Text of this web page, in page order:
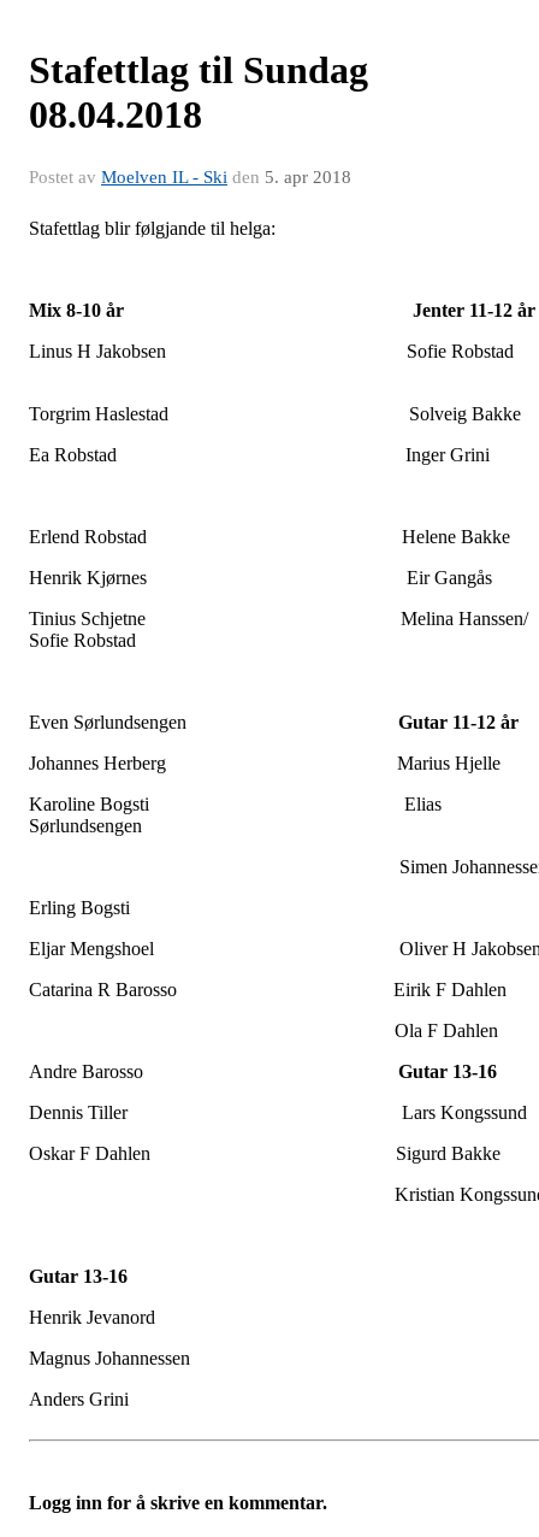
Stafettlag til Sundag
08.04.2018
Postet av Moelven IL - Ski den 5. apr 2018
Stafettlag blir følgjande til helga:
Mix 8-10 år Jenter 11-12 år
Linus H Jakobsen Sofie
Torgrim Haslestad Solveig Bakke
Ea Robstad Inger Grini
Erlend Robstad Helene Bakke
Henrik Kjørnes Eir Gangås
Tinius Schjetne Melina Hanssen/
Sofie Robstad
Even Sørlundsengen
Gutar 11-12 år
Johannes Herberg Marius Hjelle
Karoline Bogsti Elias
Sørlundsengen
Simen
Erling Bogsti
Eljar Mengshoel Oliver H
Catarina R Barosso Eirik F Dahlen
Ola F Dahlen
Andre Barosso Gutar 13-16
Dennis Tiller Lars Kongssund
Oskar F Dahlen Sigurd Bakke
Kristian
Gutar 13-16
Henrik Jevanord
Magnus Johannessen
Anders Grini
Logg inn for å skrive en kommentar.